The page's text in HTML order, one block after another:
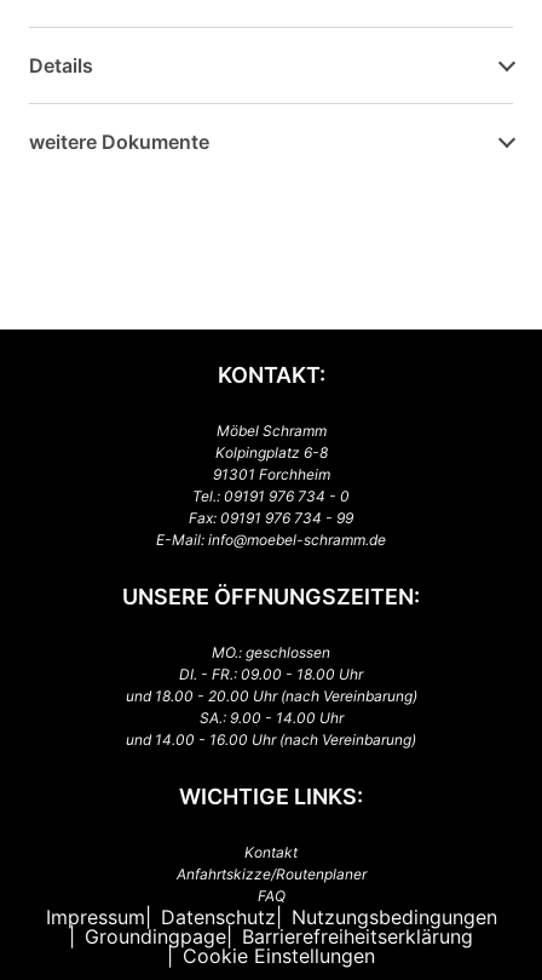
Details
weitere Dokumente
KONTAKT:
Möbel Schramm
Kolpingplatz 6-8
91301 Forchheim
Tel.: 09191 976 734 - 0
Fax: 09191 976 734 - 99
E-Mail: info@moebel-schramm.de
UNSERE ÖFFNUNGSZEITEN:
MO.: geschlossen
DI. - FR.: 09.00 - 18.00 Uhr
und 18.00 - 20.00 Uhr (nach Vereinbarung)
SA.: 9.00 - 14.00 Uhr
und 14.00 - 16.00 Uhr (nach Vereinbarung)
WICHTIGE LINKS:
Kontakt
Anfahrtskizze/Routenplaner
FAQ
Impressum Datenschutz
Nutzungsbedingungen
Groundingpage
Barrierefreiheitserklärung
Cookie Einstellungen